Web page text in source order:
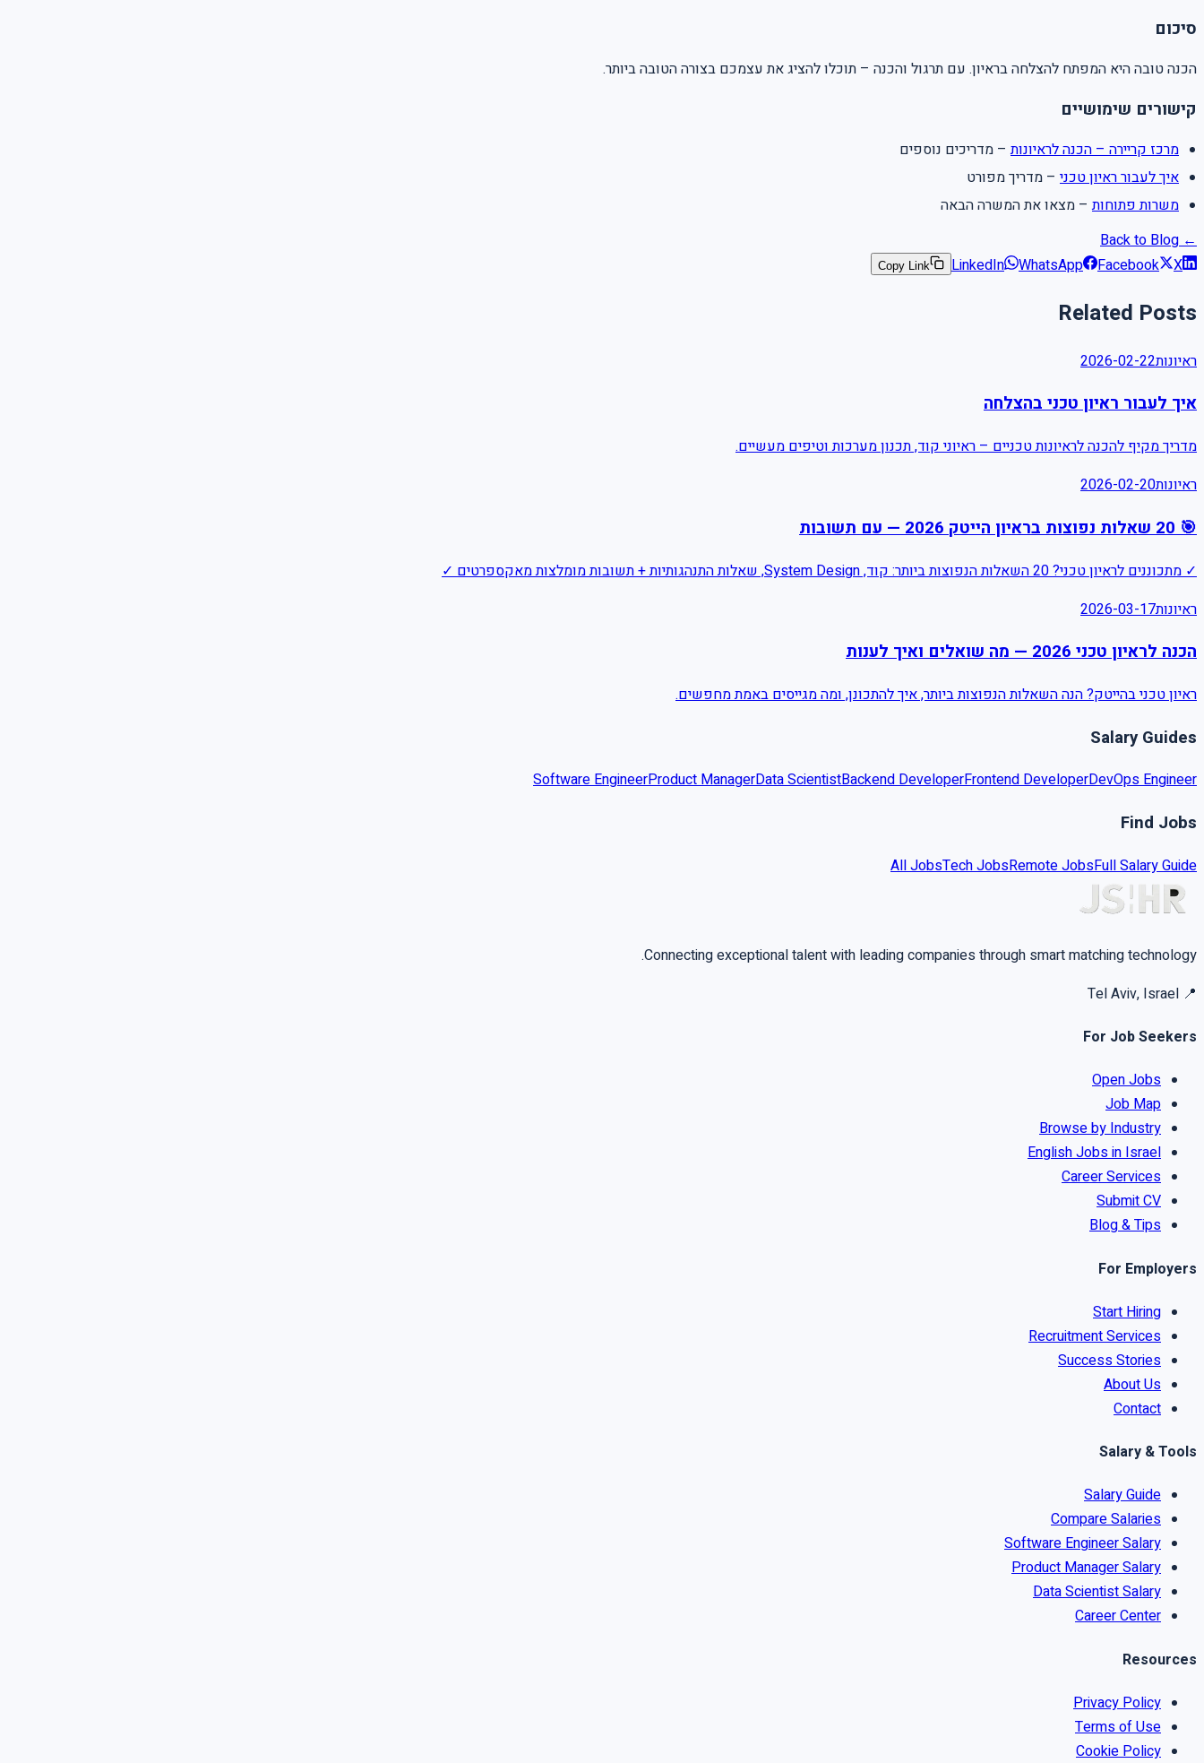
סיכום
הכנה טובה היא המפתח להצלחה בראיון. עם תרגול והכנה – תוכלו להציג את עצמכם בצורה הטובה ביותר.
קישורים שימושיים
מרכז קריירה – הכנה לראיונות– מדריכים נוספים
איך לעבור ראיון טכני – מדריך מפורט
משרות פתוחות– מצאו את המשרה הבאה
← Back to Blog
LinkedIn
WhatsApp Facebook X
Copy Link
Related Posts
ראיונות2026-02-22
איך לעבור ראיון טכני בהצלחה
מדריך מקיף להכנה לראיונות טכניים – ראיוני קוד, תכנון מערכות וטיפים מעשיים.
ראיונות2026-02-20
🎯 20 שאלות נפוצות בראיון הייטק 2026 — עם תשובות
✓ מתכוננים לראיון טכני? 20 השאלות הנפוצות ביותר: קוד, System Design, שאלות התנהגותיות + תשובות מומלצות מאקספרטים ✓
ראיונות2026-03-17
הכנה לראיון טכני 2026 — מה שואלים ואיך לענות
ראיון טכני בהייטק? הנה השאלות הנפוצות ביותר, איך להתכונן, ומה מגייסים באמת מחפשים.
Salary Guides
Software EngineerProduct ManagerData ScientistBackend DeveloperFrontend DeveloperDevOps Engineer
Find Jobs
All JobsTech JobsRemote JobsFull Salary Guide
Connecting exceptional talent with leading companies through smart matching technology.
📍
Tel Aviv, Israel
For Job Seekers
Open Jobs
Job Map
Browse by Industry
English Jobs in Israel
Career Services
Submit CV
Blog & Tips
For Employers
Start Hiring
Recruitment Services
Success Stories
About Us
Contact
Salary & Tools
Salary Guide
Compare Salaries
Software Engineer Salary
Product Manager Salary
Data Scientist Salary
Career Center
Resources
Privacy Policy
Terms of Use
Cookie Policy